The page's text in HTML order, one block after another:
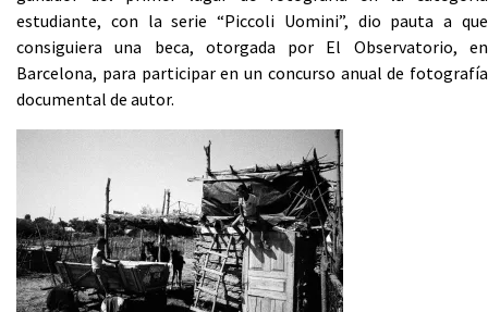
estudiante, con la serie “Piccoli Uomini”, dio pauta a que
consiguiera una beca, otorgada por El Observatorio, en
Barcelona, para participar en un concurso anual de fotografía
documental de autor.